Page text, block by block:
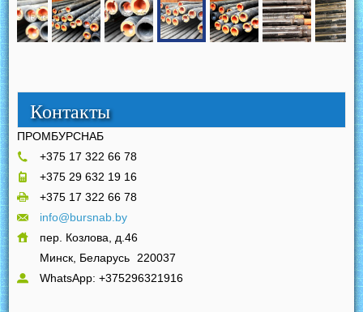
Контакты
ПРОМБУРСНАБ
+375 17 322 66 78
+375 29 632 19 16
+375 17 322 66 78
info@bursnab.by
пер. Козлова, д.46
Минск, Беларусь
220037
WhatsApp: +375296321916